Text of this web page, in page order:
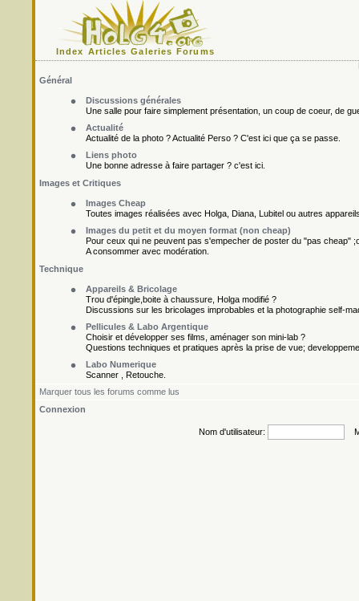
Index Articles Galeries Forums
Général
Discussions générales
Une salle pour faire simplement présentation, un coup de coeur, de
Actualité
Actualité de la photo ? Actualité Perso ? C'est ici que ça se passe.
Liens photo
Une bonne adresse à faire partager ? c'est ici.
Images et Critiques
Images Cheap
Toutes images réalisées avec Holga, Diana, Lubitel ou autres
Images du petit et du moyen format (non cheap)
Pour ceux qui ne peuvent pas s'empecher de poster du "pas cheap"
A consommer avec modération.
Technique
Appareils & Bricolage
Trou d'épingle,boite à chaussure, Holga modifié ?
Discussions sur les bricolages improbables et la photographie self-
Pellicules & Labo Argentique
Choisir et développer ses films, aménager son mini-lab ?
Questions techniques et pratiques après la prise de vue;
Labo Numerique
Scanner , Retouche.
Marquer tous les forums comme lus
Connexion
Nom d'utilisateur: